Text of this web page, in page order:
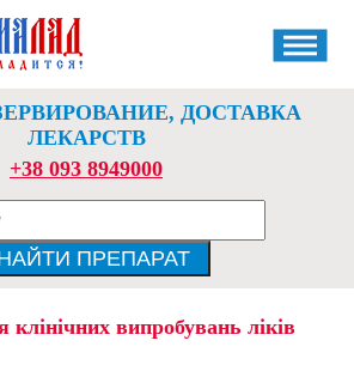
ДОСТАВКА
ЛЕКАРСТВ
+38 093 8949000
клінічних випробувань ліків